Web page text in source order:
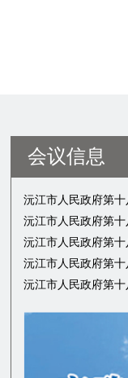
会议信息
沅江市人民政府第
沅江市人民政府第
沅江市人民政府第
沅江市人民政府第
沅江市人民政府第